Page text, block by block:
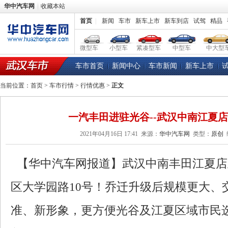
华中汽车网 收藏本站
首页 新闻 车市 新车上市 新车到店 试驾 精品
微型车 小型车 紧凑型车 中型车 中大型
车市首页 新闻中心 车市新闻 新车上市
当前位置： 首页 > 车市行情 > 行情优惠 > 正文
一汽丰田进驻光谷--武汉中南江夏
2021年04月16日 17:41 来源： 华中汽车网 类型： 原创
【华中汽车网报道】武汉中南丰田江夏
区大学园路10号！乔迁升级后规模更大、
准、新形象，更方便光谷及江夏区域市民